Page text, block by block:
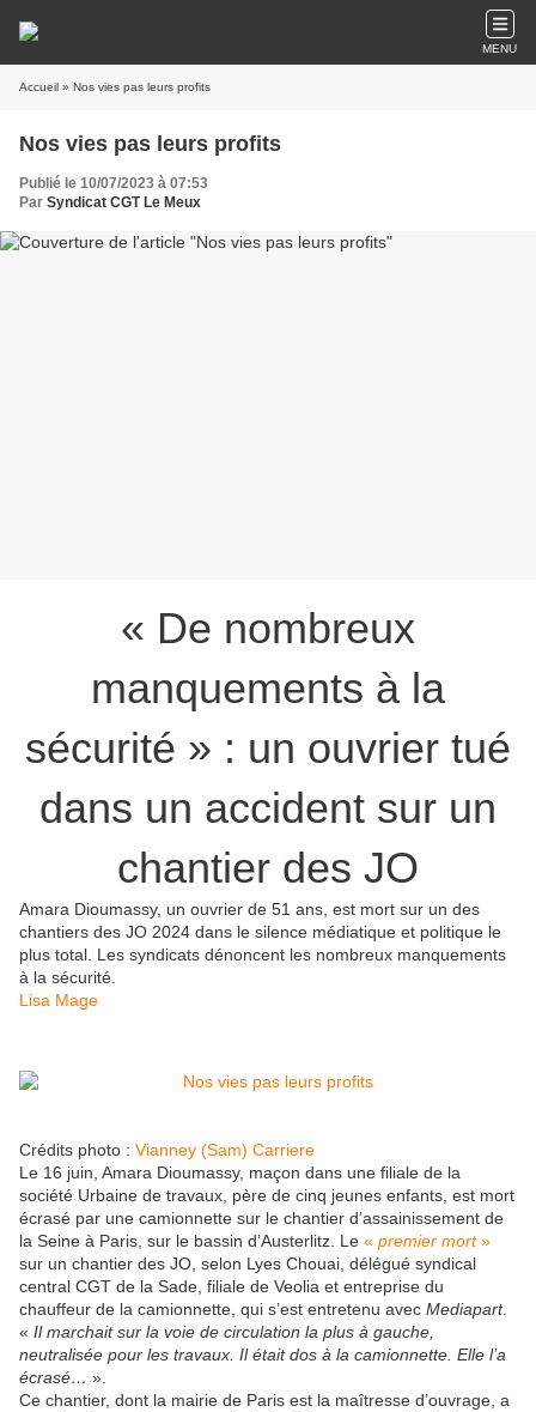
MENU
Accueil » Nos vies pas leurs profits
Nos vies pas leurs profits
Publié le 10/07/2023 à 07:53
Par Syndicat CGT Le Meux
« De nombreux
manquements à la
sécurité » : un ouvrier tué
dans un accident sur un
chantier des JO
Amara Dioumassy, un ouvrier de 51 ans, est mort sur un des
chantiers des JO 2024 dans le silence médiatique et politique le
plus total. Les syndicats dénoncent les nombreux manquements
à la sécurité.
Lisa Mage
Crédits photo : Vianney (Sam) Carriere
Le 16 juin, Amara Dioumassy, maçon dans une filiale de la
société Urbaine de travaux, père de cinq jeunes enfants, est mort
écrasé par une camionnette sur le chantier d’assainissement de
la Seine à Paris, sur le bassin d’Austerlitz. Le « premier mort»
sur un chantier des JO, selon Lyes Chouai, délégué syndical
central CGT de la Sade, filiale de Veolia et entreprise du
chauffeur de la camionnette, qui s’est entretenu avec Mediapart.
« Il marchait sur la voie de circulation la plus à gauche,
neutralisée pour les travaux. Il était dos à la camionnette. Elle l’a
écrasé… ».
Ce chantier, dont la mairie de Paris est la maîtresse d’ouvrage, a